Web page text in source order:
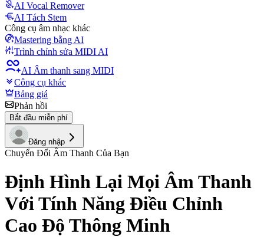
AI Vocal Remover
AI Tách Stem
Công cụ âm nhạc khác
Mastering bằng AI
Trình chỉnh sửa MIDI AI
AI Âm thanh sang MIDI
Công cụ khác
Bảng giá
Phản hồi
Bắt đầu miễn phí
Đăng nhập
Chuyển Đổi Âm Thanh Của Bạn
Định Hình Lại Mọi Âm Thanh
Với Tính Năng Điều Chỉnh
Cao Độ Thông Minh